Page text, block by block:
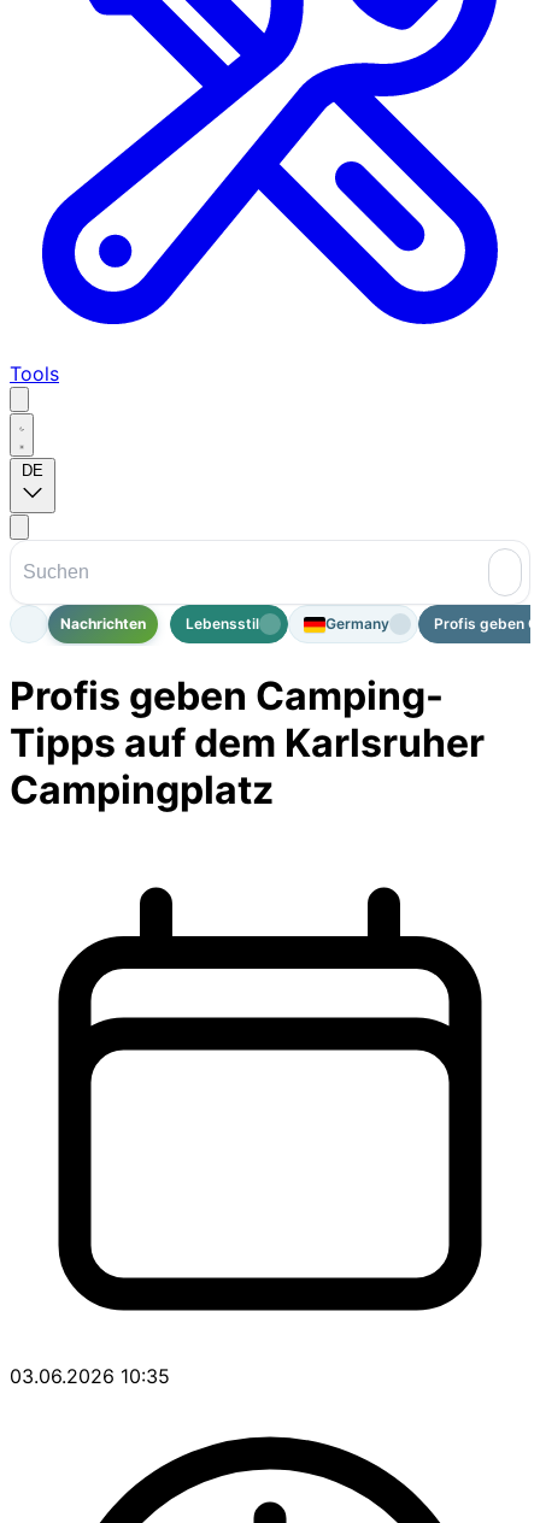
Tools
DE
Nachrichten Lebensstil Germany Profis geben
Profis geben Camping-
Tipps auf dem Karlsruher
Campingplatz
03.06.2026 10:35